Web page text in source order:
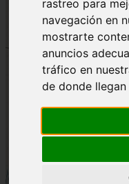
rastreo para
navegación en
mostrarte
anuncios
tráfico en
de donde